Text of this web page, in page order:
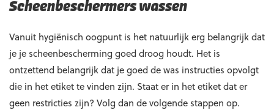
Scheenbeschermers wassen
Vanuit hygiënisch oogpunt is het natuurlijk erg belangrijk dat
je je scheenbescherming goed droog houdt. Het is
ontzettend belangrijk dat je goed de was instructies opvolgt
die in het etiket te vinden zijn. Staat er in het etiket dat er
geen restricties zijn? Volg dan de volgende stappen op.